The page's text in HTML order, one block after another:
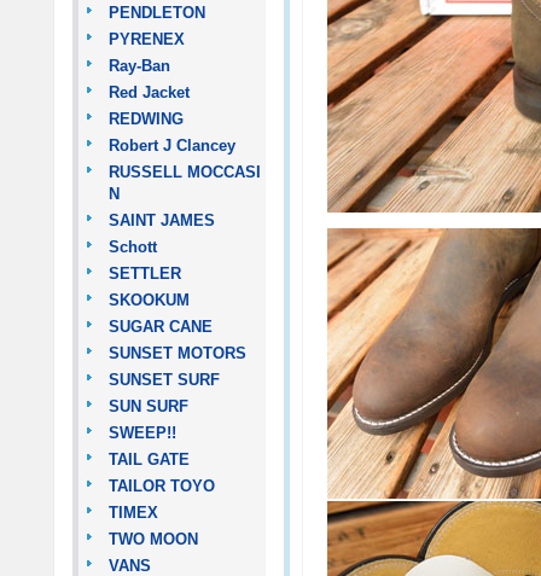
PENDLETON
PYRENEX
Ray-Ban
Red Jacket
REDWING
Robert J Clancey
RUSSELL MOCCASI
N
SAINT JAMES
Schott
SETTLER
SKOOKUM
SUGAR CANE
SUNSET MOTORS
SUNSET SURF
SUN SURF
SWEEP!!
TAIL GATE
TAILOR TOYO
TIMEX
TWO MOON
VANS